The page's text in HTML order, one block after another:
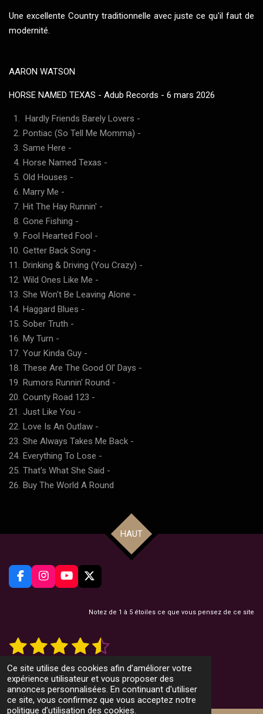
Ce site utilise des cookies afin d’améliorer votre
expérience utilisateur et vous proposer des
annonces personnalisées. En continuant d'utiliser
ce site, vous confirmez que vous acceptez notre
politique d’utilisation des cookies.
Une excellente Country traditionnelle avec juste ce qu'il faut de
modernité.
AARON WATSON
HORSE NAMED TEXAS - Adub Records - 6 mars 2026
Hardly Friends Barely Lovers -
Pontiac (So Tell Me Momma) -
Same Here -
Horse Named Texas -
Old Houses -
Marry Me -
Hit The Hay Runnin' -
Gone Fishing -
Fool Hearted Fool -
Getter Back Song -
Drinking & Driving (You Crazy) -
Wild Ones Like Me -
She Won't Be Leaving Alone -
Haggard Blues -
Sober Truth -
My Turn -
Your Kinda Guy -
These Are The Good Ol' Days -
Rumors Runnin' Round -
County Road 123 -
Just Like You -
Love Is An Outlaw -
She Always Takes Me Back -
Everything To Lose -
That's What She Said -
Buy The World A Round
HAUT
F
a
o
k
I
n
r
a
m
Y
o
e
X
Notez de 1 à 5 étoiles ce que vous pensez de ce site
É
l
u
a
t
1
é
t
o
2
é
t
o
3
é
t
o
4
é
t
o
5
é
t
o
y
e
r
l
'
é
12 votes
© 2022 CountryMusicMag.net